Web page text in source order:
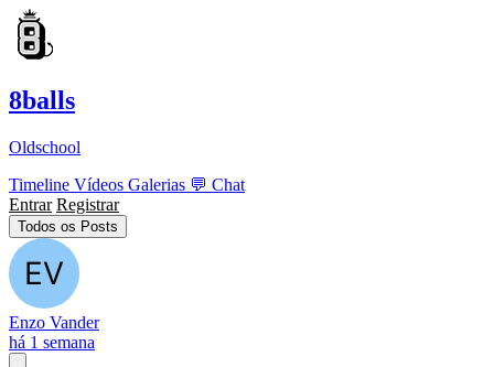
8balls
Oldschool
Timeline Vídeos Galerias 💬 Chat
Entrar Registrar
Todos os Posts
Enzo Vander
há 1 semana